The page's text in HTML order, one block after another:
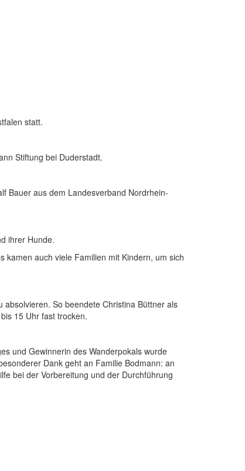
statt.
Stiftung bei Duderstadt.
Bauer aus dem Landesverband Nordrhein-
ihrer Hunde.
kamen auch viele Familien mit Kindern, um sich
So beendete Christina Büttner als
15 Uhr fast trocken.
und Gewinnerin des Wanderpokals wurde
Dank geht an Familie Bodmann: an
bei der Vorbereitung und der Durchführung